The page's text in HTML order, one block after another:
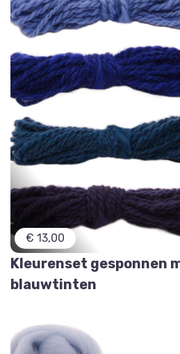
€ 13,00
Kleurenset gesponnen
blauwtinten